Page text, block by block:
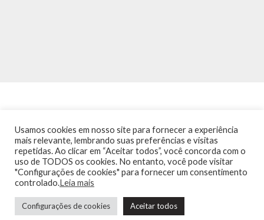
INÍCIO NOTÍCIAS AGENDA CONTATO
TRÂNSITO NA PONTE
TERMOS DE USO / POLÍTICA DE PRIVACIDADE
Guia de Niterói Informática LTDA Todos os Direitos Reservados
Usamos cookies em nosso site para fornecer a experiência
mais relevante, lembrando suas preferências e visitas
repetidas. Ao clicar em “Aceitar todos”, você concorda com o
uso de TODOS os cookies. No entanto, você pode visitar
"Configurações de cookies" para fornecer um consentimento
controlado.Leia mais
Configurações de cookies Aceitar todos